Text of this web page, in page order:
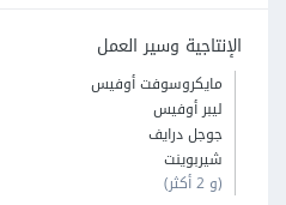
الإنتاجية وسير العمل
مايكروسوفت أوفيس
ليبر أوفيس
جوجل درايف
شيربوينت
(و 2 أكثر)